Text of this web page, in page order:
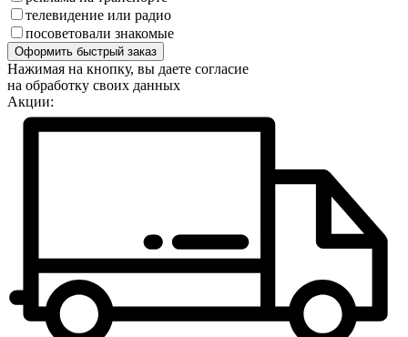
телевидение или радио
посоветовали знакомые
Оформить быстрый заказ
Нажимая на кнопку, вы даете согласие
на обработку своих данных
Акции: